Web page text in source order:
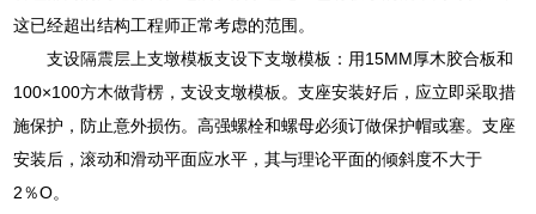
这已经超出结构工程师正常考虑的范围。
支设隔震层上支墩模板支设下支墩模板：用15MM厚木胶合板和
100×100方木做背楞，支设支墩模板。支座安装好后，应立即采取措
施保护，防止意外损伤。高强螺栓和螺母必须订做保护帽或塞。支座
安装后，滚动和滑动平面应水平，其与理论平面的倾斜度不大于
2％O。